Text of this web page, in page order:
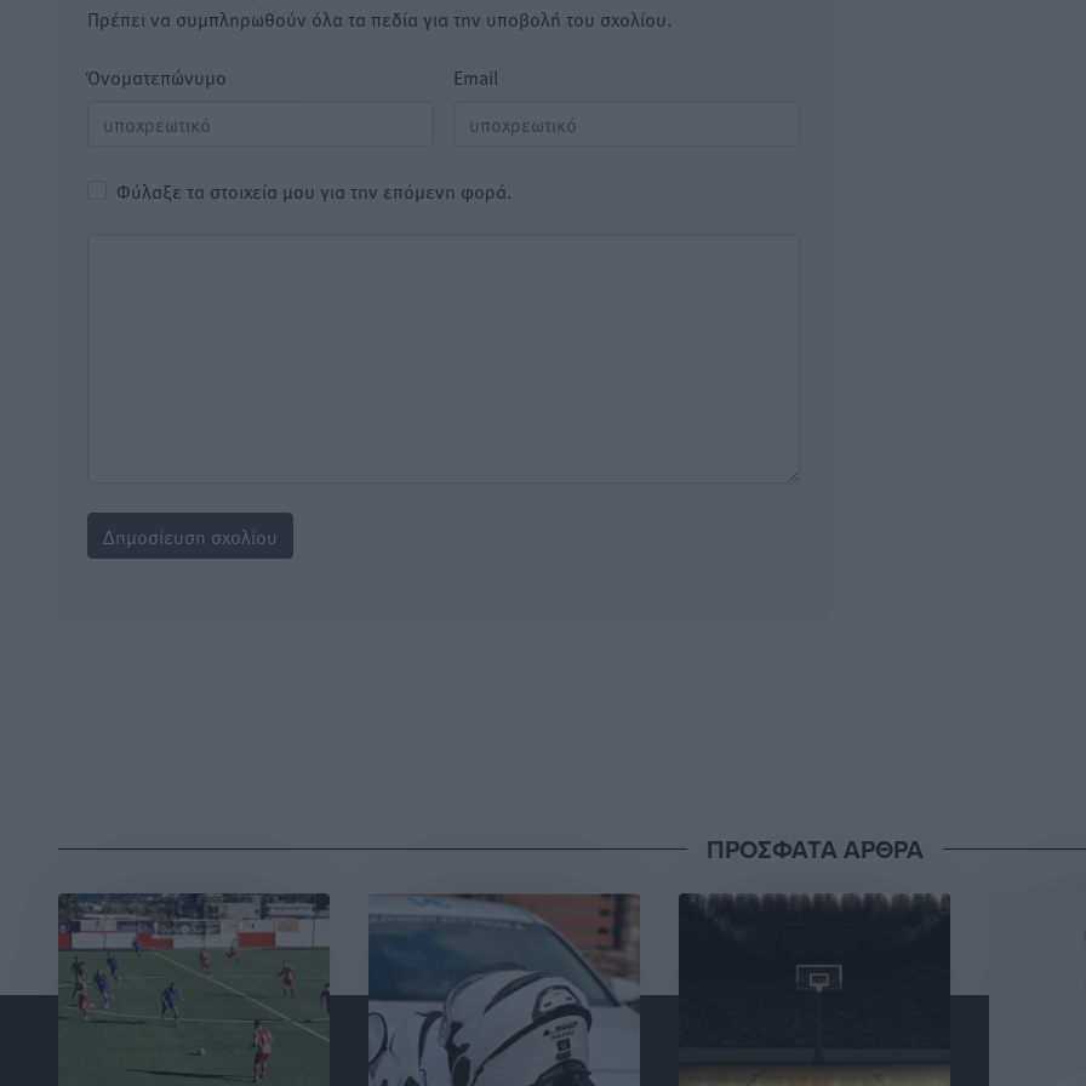
Πρέπει να συμπληρωθούν όλα τα πεδία για την υποβολή του σχολίου.
Όνοματεπώνυμο Email
Φύλαξε τα στοιχεία μου για την επόμενη φορά.
ΠΡΟΣΦΑΤΑ ΑΡΘΡΑ